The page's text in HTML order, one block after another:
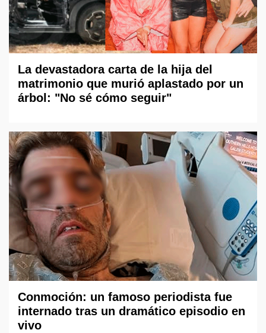
La devastadora carta de la hija del
matrimonio que murió aplastado por un
árbol: "No sé cómo seguir"
Conmoción: un famoso periodista fue
internado tras un dramático episodio en
vivo